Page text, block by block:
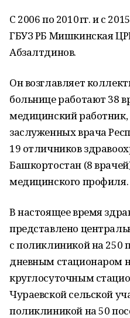
С 2006 по 2010 гг. и с
ГБУЗ РБ Мишкинская
Абзалтдинов.
Он возглавляет
больнице работают 38
медицинский работник,
заслуженных врача
19 отличников
Башкортостан (8
медицинского профиля.
В настоящее время
представлено
с поликлиникой на 250
дневным стационаром
круглосуточным
Чураевской сельской
поликлиникой на 50